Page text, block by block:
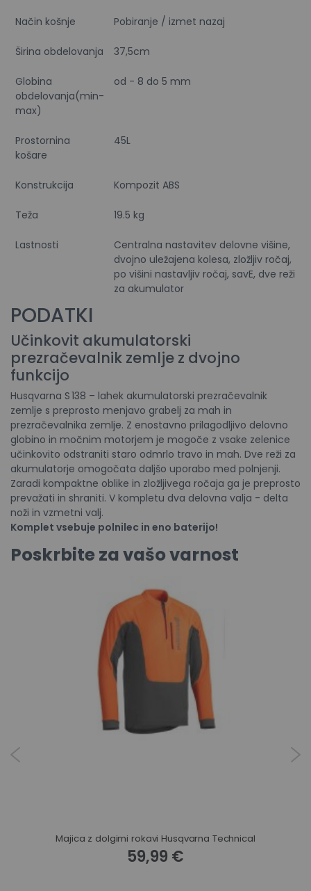
Način košnje Pobiranje / izmet nazaj
Širina obdelovanja 37,5cm
Globina
obdelovanja(min-
max)
od - 8 do 5 mm
Prostornina
košare
45L
Konstrukcija Kompozit ABS
Teža 19.5 kg
Lastnosti
Centralna nastavitev delovne višine,
dvojno uležajena kolesa, zložljiv ročaj,
po višini nastavljiv ročaj, savE, dve reži
za akumulator
PODATKI
Učinkovit akumulatorski
prezračevalnik zemlje z dvojno
funkcijo
Husqvarna S 138 – lahek akumulatorski prezračevalnik
zemlje s preprosto menjavo grabelj za mah in
prezračevalnika zemlje. Z enostavno prilagodljivo delovno
globino in močnim motorjem je mogoče z vsake zelenice
učinkovito odstraniti staro odmrlo travo in mah. Dve reži za
akumulatorje omogočata daljšo uporabo med polnjenji.
Zaradi kompaktne oblike in zložljivega ročaja ga je preprosto
prevažati in shraniti. V kompletu dva delovna valja - delta
noži in vzmetni valj.
Komplet vsebuje polnilec in eno baterijo!
Poskrbite za vašo varnost
Majica z dolgimi rokavi Husqvarna Technical
59,99 €